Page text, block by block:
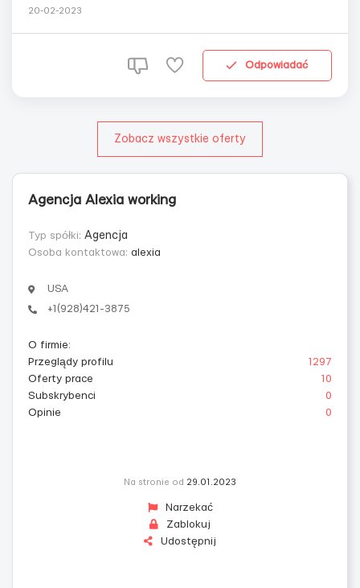
обед(1 час),всё остальное расскажу в ватсап +1(928)421-
20-02-2023
Odpowiadać
Zobacz wszystkie oferty
Agencja Alexia working
Typ spółki: Agencja
Osoba kontaktowa: alexia
USA
+1(928)421-3875
O firmie:
Przeglądy profilu
1297
Oferty prace
10
Subskrybenci
0
Opinie
0
Na stronie od 29.01.2023
Narzekać
Zablokuj
Udostępnij